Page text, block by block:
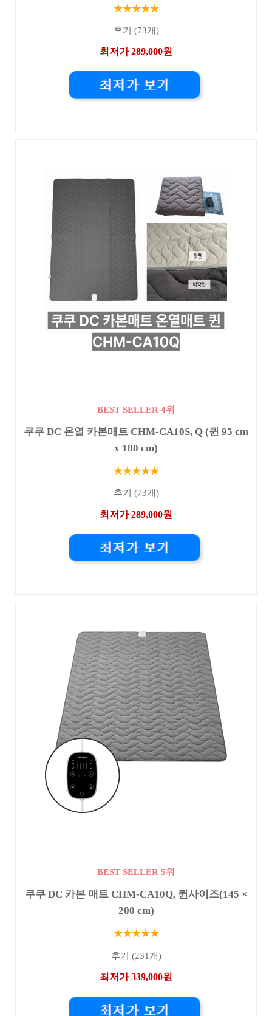
★★★★★
후기 (73개)
최저가 289,000원
BEST SELLER 4위
쿠쿠 DC 온열 카본매트 CHM-CA10S, Q (퀸 95 cm
x 180 cm)
★★★★★
후기 (73개)
최저가 289,000원
BEST SELLER 5위
쿠쿠 DC 카본 매트 CHM-CA10Q, 퀸사이즈(145 ×
200 cm)
★★★★★
후기 (231개)
최저가 339,000원